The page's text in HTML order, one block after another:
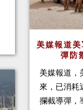
美媒報道
彈防
美媒報道，
來，已消耗
攔截導彈，